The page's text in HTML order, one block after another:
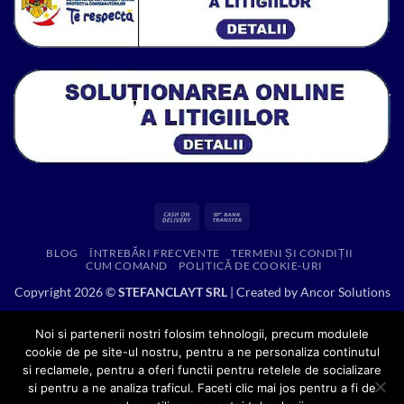
Cash
Delivery
BLOG ÎNTREBĂRI FRECVENTE
TERMENI ȘI CONDIȚII
CUM COMAND
POLITICĂ DE COOKIE-URI
Copyright 2026 ©STEFANCLAYT SRL| Created byAncor Solutions
Noi si partenerii nostri folosim tehnologii, precum modulele
cookie de pe site-ul nostru, pentru a ne personaliza continutul
si reclamele, pentru a oferi functii pentru retelele de socializare
si pentru a ne analiza traficul. Faceti clic mai jos pentru a fi de